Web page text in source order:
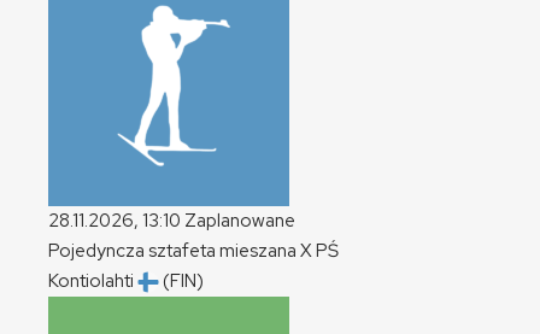
28.11.2026, 13:10 Zaplanowane
Pojedyncza sztafeta mieszana XPŚ
Kontiolahti
(FIN)